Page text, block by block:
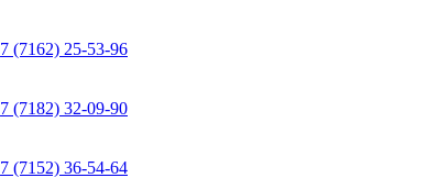
7 (7162) 25-53-96
7 (7182) 32-09-90
7 (7152) 36-54-64